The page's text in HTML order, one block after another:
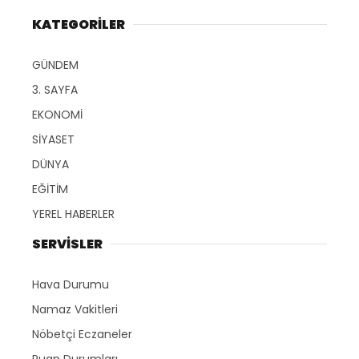
KATEGORİLER
GÜNDEM
3. SAYFA
EKONOMİ
SİYASET
DÜNYA
EĞİTİM
YEREL HABERLER
SERVİSLER
Hava Durumu
Namaz Vakitleri
Nöbetçi Eczaneler